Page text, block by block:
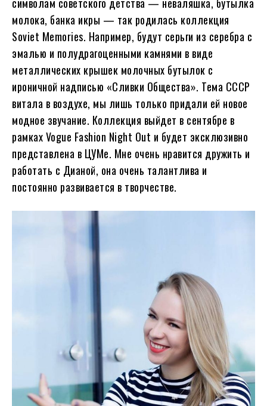
символам советского детства — неваляшка, бутылка
молока, банка икры — так родилась коллекция
Soviet Memories. Например, будут серьги из серебра с
эмалью и полудрагоценными камнями в виде
металлических крышек молочных бутылок с
ироничной надписью «Сливки Общества». Тема CCCР
витала в воздухе, мы лишь только придали ей новое
модное звучание. Коллекция выйдет в сентябре в
рамках Vogue Fashion Night Out и будет эксклюзивно
представлена в ЦУМе. Мне очень нравится дружить и
работать с Дианой, она очень талантлива и
постоянно развивается в творчестве.